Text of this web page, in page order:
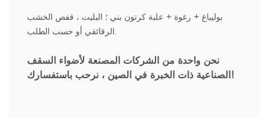
بوليباغ + رغوة + علبة كرتون بني ؛ البليت ، قفص الخشب
الرقائقي أو حسب الطلب.
نحن واحدة من الشركات المصنعة لأضواء السقف
الصناعية ذات الخبرة في الصين ،نرحب باستفسارك!